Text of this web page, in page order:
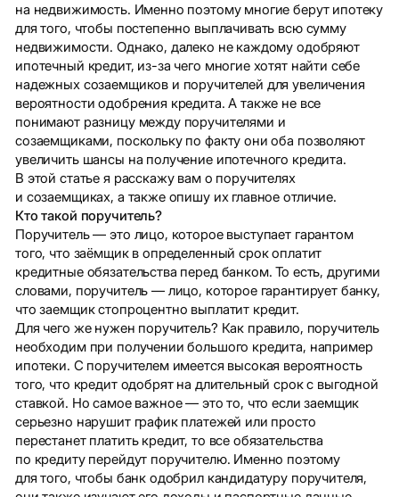
на недвижимость. Именно поэтому многие берут ипотеку
для того, чтобы постепенно выплачивать всю сумму
недвижимости. Однако, далеко не каждому одобряют
ипотечный кредит, из-за чего многие хотят найти себе
надежных созаемщиков и поручителей для увеличения
вероятности одобрения кредита. А также не все
понимают разницу между поручителями и
созаемщиками, поскольку по факту они оба позволяют
увеличить шансы на получение ипотечного кредита.
В этой статье я расскажу вам о поручителях
и созаемщиках, а также опишу их главное отличие.
Кто такой поручитель?
Поручитель — это лицо, которое выступает гарантом
того, что заёмщик в определенный срок оплатит
кредитные обязательства перед банком. То есть, другими
словами, поручитель — лицо, которое гарантирует банку,
что заемщик стопроцентно выплатит кредит.
Для чего же нужен поручитель? Как правило, поручитель
необходим при получении большого кредита, например
ипотеки. С поручителем имеется высокая вероятность
того, что кредит одобрят на длительный срок с выгодной
ставкой. Но самое важное — это то, что если заемщик
серьезно нарушит график платежей или просто
перестанет платить кредит, то все обязательства
по кредиту перейдут поручителю. Именно поэтому
для того, чтобы банк одобрил кандидатуру поручителя,